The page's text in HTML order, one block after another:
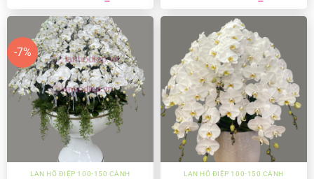
-7%
LAN HỒ ĐIỆP 100-150 CÀNH LAN HỒ ĐIỆP 100-150 CÀNH